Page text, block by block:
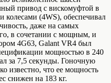
привод с вискомуфтой в
колесами (4WS), обеспечивал
даже на самых
в сочетании с мощным, и
4G63, Galant VR4 был
мощностью в 240
за 7,5 секунды. Гоночную
известно, что ее мощность
снижен на 183 кг.